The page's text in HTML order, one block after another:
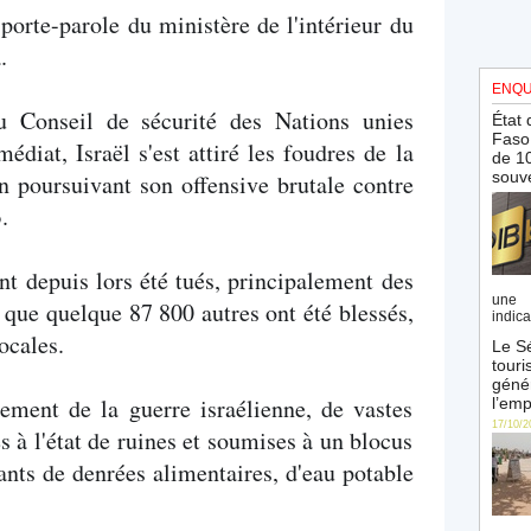
parole du ministère de l'intérieur du
Conseil de sécurité des Nations unies
Israël s'est attiré les foudres de la
poursuivant son offensive brutale contre
depuis lors été tués, principalement des
quelque 87 800 autres ont été blessés,
de la guerre israélienne, de vastes
à l'état de ruines et soumises à un blocus
de denrées alimentaires, d'eau potable
État
de
une
Le
17/10/